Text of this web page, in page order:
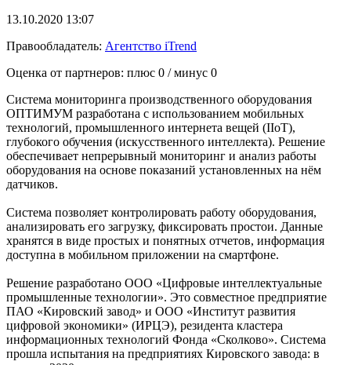
13.10.2020 13:07
Правообладатель: Агентство iTrend
Оценка от партнеров: плюс 0 / минус 0
Система мониторинга производственного оборудования
ОПТИМУМ разработана с использованием мобильных
технологий, промышленного интернета вещей (IIoT),
глубокого обучения (искусственного интеллекта). Решение
обеспечивает непрерывный мониторинг и анализ работы
оборудования на основе показаний установленных на нём
датчиков.
Система позволяет контролировать работу оборудования,
анализировать его загрузку, фиксировать простои. Данные
хранятся в виде простых и понятных отчетов, информация
доступна в мобильном приложении на смартфоне.
Решение разработано ООО «Цифровые интеллектуальные
промышленные технологии». Это совместное предприятие
ПАО «Кировский завод» и ООО «Институт развития
цифровой экономики» (ИРЦЭ), резидента кластера
информационных технологий Фонда «Сколково». Система
прошла испытания на предприятиях Кировского завода: в